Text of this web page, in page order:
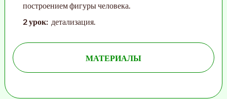
построением фигуры человека.
2 урок: детализация.
МАТЕРИАЛЫ